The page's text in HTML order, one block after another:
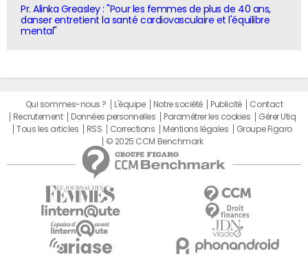
Pr. Alinka Greasley : "Pour les femmes de plus de 40 ans,
danser entretient la santé cardiovasculaire et l'équilibre
mental"
Qui sommes-nous ? L'équipe Notre société Publicité
Contact
Recrutement
Données personnelles Paramétrer les cookies
Gérer Utiq
Tous les articles
RSS Corrections Mentions légales
Groupe Figaro
© 2025 CCM Benchmark